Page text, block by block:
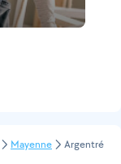
Mayenne Argentré